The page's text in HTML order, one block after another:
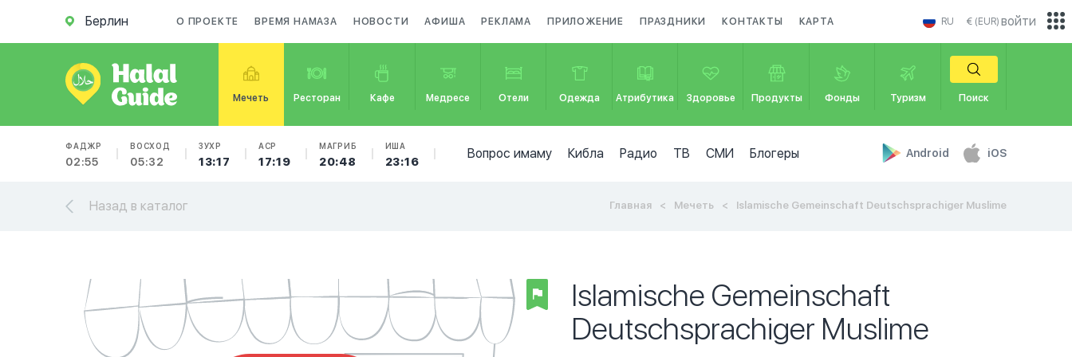
Берлин О ПРОЕКТЕ ВРЕМЯ НАМАЗА НОВОСТИ АФИША РЕКЛАМА ПРИЛОЖЕНИЕ ПРАЗДНИКИ КОНТАКТЫ КАРТА RU € (EUR)
Мечеть Ресторан Кафе Медресе Отели Одежда Атрибутика Здоровье Продукты Фонды Туризм Поиск
ФАДЖР
02:55
ВОСХОД
05:32
ЗУХР
13:17
АСР
17:19
МАГРИБ
20:48
ИША
23:16
Вопрос имаму Кибла Радио ТВ СМИ Блогеры Android iOS
войти
Назад в каталог Главная Мечеть Islamische Gemeinschaft Deutschsprachiger Muslime
Islamische Gemeinschaft
Deutschsprachiger Muslime